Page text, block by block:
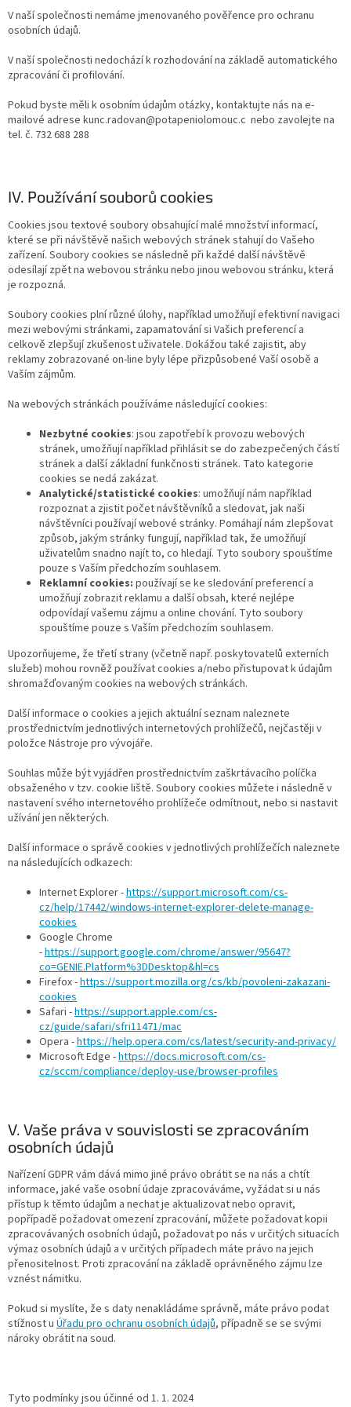
V naší společnosti nemáme jmenovaného pověřence pro ochranu
osobních údajů.
V naší společnosti nedochází k rozhodování na základě automatického
zpracování či profilování.
Pokud byste měli k osobním údajům otázky, kontaktujte nás na e-
mailové adrese kunc.radovan@potapeniolomouc.c nebo zavolejte na
tel. č. 732 688 288
IV. Používání souborů cookies
Cookies jsou textové soubory obsahující malé množství informací,
které se při návštěvě našich webových stránek stahují do Vašeho
zařízení. Soubory cookies se následně při každé další návštěvě
odesílají zpět na webovou stránku nebo jinou webovou stránku, která
je rozpozná.
Soubory cookies plní různé úlohy, například umožňují efektivní navigaci
mezi webovými stránkami, zapamatování si Vašich preferencí a
celkově zlepšují zkušenost uživatele. Dokážou také zajistit, aby
reklamy zobrazované on-line byly lépe přizpůsobené Vaší osobě a
Vaším zájmům.
Na webových stránkách používáme následující cookies:
Nezbytné cookies: jsou zapotřebí k provozu webových
stránek, umožňují například přihlásit se do zabezpečených částí
stránek a další základní funkčnosti stránek. Tato kategorie
cookies se nedá zakázat.
Analytické/statistické cookies: umožňují nám například
rozpoznat a zjistit počet návštěvníků a sledovat, jak naši
návštěvníci používají webové stránky. Pomáhají nám zlepšovat
způsob, jakým stránky fungují, například tak, že umožňují
uživatelům snadno najít to, co hledají. Tyto soubory spouštíme
pouze s Vaším předchozím souhlasem.
Reklamní cookies: používají se ke sledování preferencí a
umožňují zobrazit reklamu a další obsah, které nejlépe
odpovídají vašemu zájmu a online chování. Tyto soubory
spouštíme pouze s Vaším předchozím souhlasem.
Upozorňujeme, že třetí strany (včetně např. poskytovatelů externích
služeb) mohou rovněž používat cookies a/nebo přistupovat k údajům
shromažďovaným cookies na webových stránkách.
Další informace o cookies a jejich aktuální seznam naleznete
prostřednictvím jednotlivých internetových prohlížečů, nejčastěji v
položce Nástroje pro vývojáře.
Souhlas může být vyjádřen prostřednictvím zaškrtávacího políčka
obsaženého v tzv. cookie liště. Soubory cookies můžete i následně v
nastavení svého internetového prohlížeče odmítnout, nebo si nastavit
užívání jen některých.
Další informace o správě cookies v jednotlivých prohlížečích naleznete
na následujících odkazech:
Internet Explorer -https://support.microsoft.com/cs-
cz/help/17442/windows-internet-explorer-delete-manage-
cookies
Google Chrome
-https://support.google.com/chrome/answer/95647?
co=GENIE.Platform%3DDesktop&hl=cs
Firefox -https://support.mozilla.org/cs/kb/povoleni-zakazani-
cookies
Safari -https://support.apple.com/cs-
cz/guide/safari/sfri11471/mac
Opera -https://help.opera.com/cs/latest/security-and-privacy/
Microsoft Edge -https://docs.microsoft.com/cs-
cz/sccm/compliance/deploy-use/browser-profiles
V. Vaše práva v souvislosti se zpracováním
osobních údajů
Nařízení GDPR vám dává mimo jiné právo obrátit se na nás a chtít
informace, jaké vaše osobní údaje zpracováváme, vyžádat si u nás
přístup k těmto údajům a nechat je aktualizovat nebo opravit,
popřípadě požadovat omezení zpracování, můžete požadovat kopii
zpracovávaných osobních údajů, požadovat po nás v určitých situacích
výmaz osobních údajů a v určitých případech máte právo na jejich
přenositelnost. Proti zpracování na základě oprávněného zájmu lze
vznést námitku.
Pokud si myslíte, že s daty nenakládáme správně, máte právo podat
stížnost u Úřadu pro ochranu osobních údajů, případně se se svými
nároky obrátit na soud.
Tyto podmínky jsou účinné od 1. 1. 2024